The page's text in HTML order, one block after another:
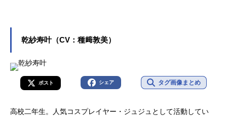
乾紗寿叶（CV：種﨑敦美）
ポスト シェア タグ画像まとめ
高校二年生。人気コスプレイヤー・ジュジュとして活動してい